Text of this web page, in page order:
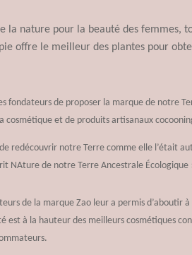
la nature pour la beauté des femmes,
offre le meilleur des plantes pour
fondateurs de proposer la marque de
cosmétique et de produits artisanaux
redécouvrir notre Terre comme elle l’était
NAture de notre Terre Ancestrale Écologique
de la marque Zao leur a permis d’aboutir
à la hauteur des meilleurs cosmétiques